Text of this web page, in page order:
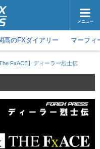
メニュー
ニュース
マーケット
動画
高のFXダイアリー マーフィ
The FxACE】ディーラー烈士伝